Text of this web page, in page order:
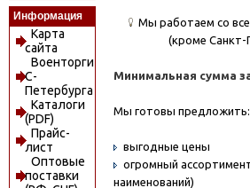
Информация
Карта
сайта
Военторги
С-
Петербурга
Каталоги
(PDF)
Прайс-
лист
Оптовые
поставки
Мы работаем со
(кроме Санкт-
Минимальная сумма
Мы готовы предложить:
выгодные цены
огромный
наименований)